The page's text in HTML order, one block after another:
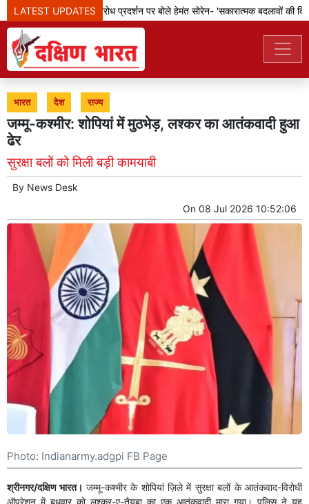
LATEST UPDATES
झारखंड: छात्रों के विरोध प्रदर्शन पर बोले हेमंत सोरेन- 'सकारात्मक बदलावों की
भारत देश राज्य
जम्मू-कश्मीर: शोपियां में मुठभेड़, लश्कर का आतंकवादी हुआ
ढेर
सुरक्षा बलों को मिली बड़ी कामयाबी
By News Desk
On 08 Jul 2026 10:52:06
Photo: Indianarmy.adgpi FB Page
श्रीनगर/दक्षिण भारत। जम्मू-कश्मीर के शोपियां ज़िले में सुरक्षा बलों के आतंकवाद-विरोधी
ऑपरेशन में बुधवार को लश्कर-ए-तैयबा का एक आतंकवादी मारा गया। पुलिस ने यह